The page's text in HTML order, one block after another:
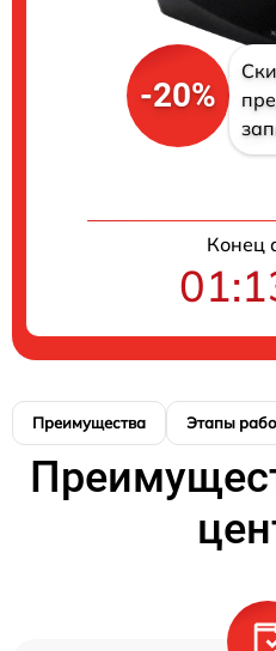
-20%
Конец
Преимущества Этапы